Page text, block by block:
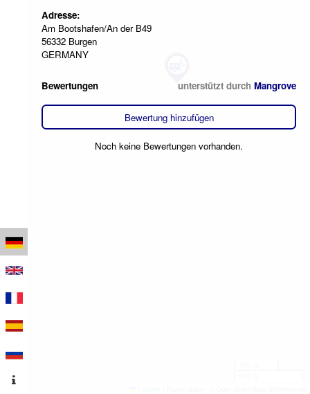
Adresse:
Am Bootshafen/An der B49
56332 Burgen
GERMANY
Bewertungen unterstützt durch Mangrove
Bewertung hinzufügen
Noch keine Bewertungen vorhanden.